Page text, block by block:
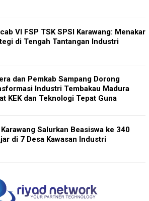
VI FSP TSK SPSI Karawang: Menakar
di Tengah Tantangan Industri
dan Pemkab Sampang Dorong
Industri Tembakau Madura
KEK dan Teknologi Tepat Guna
Karawang Salurkan Beasiswa ke 340
di 7 Desa Kawasan Industri